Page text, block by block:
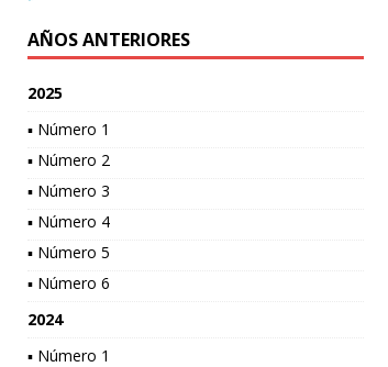
AÑOS ANTERIORES
2025
▪ Número 1
▪ Número 2
▪ Número 3
▪ Número 4
▪ Número 5
▪ Número 6
2024
▪ Número 1